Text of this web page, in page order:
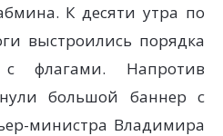
К десяти утра по
выстроились порядка
флагами. Напротив
большой баннер с
министра Владимира